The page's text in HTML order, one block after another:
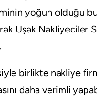
yoğun olduğu bu
Uşak
birlikte nakliye
daha verimli